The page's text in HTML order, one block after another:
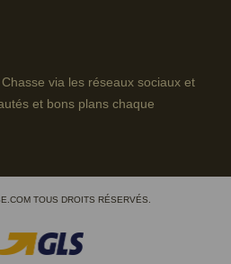
via les réseaux sociaux et
et bons plans chaque
TOUS DROITS RÉSERVÉS.